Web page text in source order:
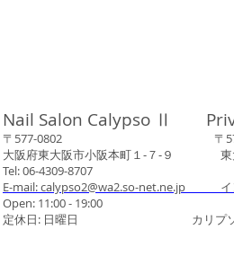
Nail Salon Calypso Ⅱ
〒577-0802 〒577-
大阪府東大阪市小阪本町１‐７‐９ 東
Tel: 06-4309-8707
E-mail: calypso2@wa2.so-net.ne.jp イ
Open: 11:00 - 19:00
定休日: 日曜日 カリプソネイ